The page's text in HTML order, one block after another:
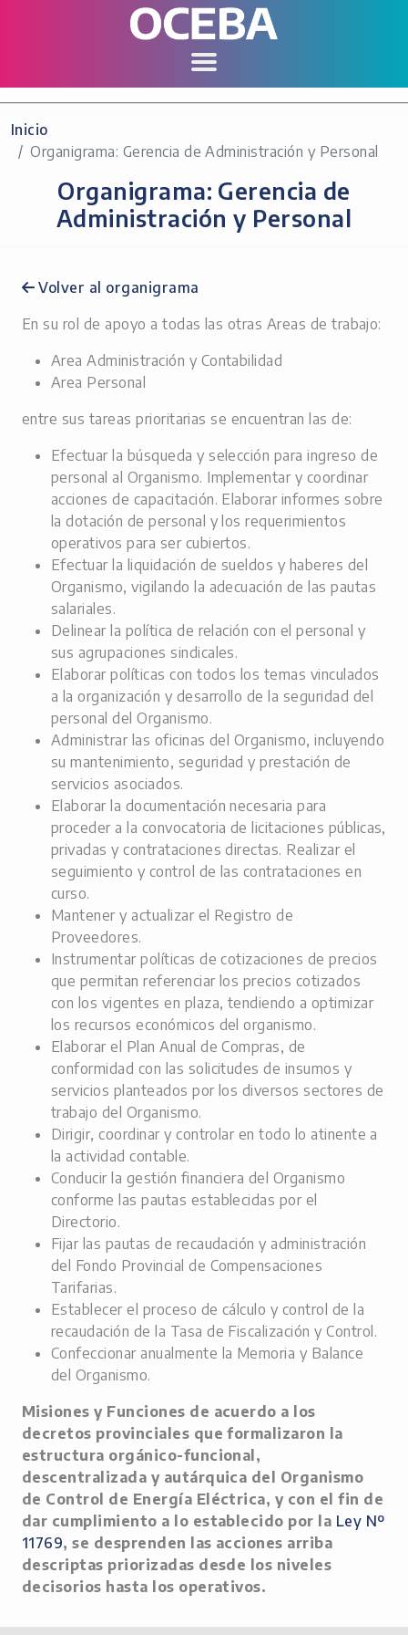
Inicio
Organigrama: Gerencia de Administración y Personal
Organigrama: Gerencia de
Administración y Personal
Volver al organigrama
En su rol de apoyo a todas las otras Areas de trabajo:
Area Administración y Contabilidad
Area Personal
entre sus tareas prioritarias se encuentran las de:
Efectuar la búsqueda y selección para ingreso de
personal al Organismo. Implementar y coordinar
acciones de capacitación. Elaborar informes sobre
la dotación de personal y los requerimientos
operativos para ser cubiertos.
Efectuar la liquidación de sueldos y haberes del
Organismo, vigilando la adecuación de las pautas
salariales.
Delinear la política de relación con el personal y
sus agrupaciones sindicales.
Elaborar políticas con todos los temas vinculados
a la organización y desarrollo de la seguridad del
personal del Organismo.
Administrar las oficinas del Organismo, incluyendo
su mantenimiento, seguridad y prestación de
servicios asociados.
Elaborar la documentación necesaria para
proceder a la convocatoria de licitaciones públicas,
privadas y contrataciones directas. Realizar el
seguimiento y control de las contrataciones en
curso.
Mantener y actualizar el Registro de
Proveedores.
Instrumentar políticas de cotizaciones de precios
que permitan referenciar los precios cotizados
con los vigentes en plaza, tendiendo a optimizar
los recursos económicos del organismo.
Elaborar el Plan Anual de Compras, de
conformidad con las solicitudes de insumos y
servicios planteados por los diversos sectores de
trabajo del Organismo.
Dirigir, coordinar y controlar en todo lo atinente a
la actividad contable.
Conducir la gestión financiera del Organismo
conforme las pautas establecidas por el
Directorio.
Fijar las pautas de recaudación y administración
del Fondo Provincial de Compensaciones
Tarifarias.
Establecer el proceso de cálculo y control de la
recaudación de la Tasa de Fiscalización y Control.
Confeccionar anualmente la Memoria y Balance
del Organismo.
Misiones y Funciones de acuerdo a los
decretos provinciales que formalizaron la
estructura orgánico-funcional,
descentralizada y autárquica del Organismo
de Control de Energía Eléctrica, y con el fin de
dar cumplimiento a lo establecido por la Ley Nº
11769, se desprenden las acciones arriba
descriptas priorizadas desde los niveles
decisorios hasta los operativos.